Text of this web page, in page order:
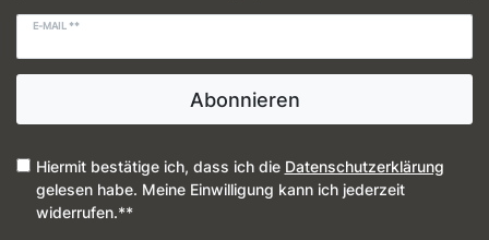
E-MAIL **
Abonnieren
Hiermit bestätige ich, dass ich die Daten­schutz­erklärung
gelesen habe. Meine Einwilligung kann ich jederzeit
widerrufen.**